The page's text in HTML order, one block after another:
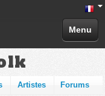
Menu
Artistes Forums